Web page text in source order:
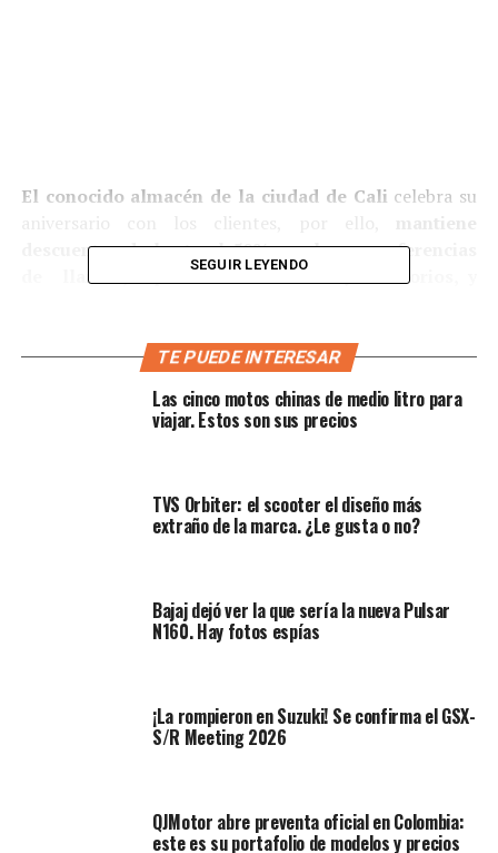
El conocido almacén de la ciudad de Cali celebra su
descuentos de hasta el 50% en algunas referencias
de llantas, repuestos multimarca y accesorios, y
licuadoras, sanducheras, cafeteras, entre otros. Las
podrían ganar una bicicleta o un casco para
termina el día de mañana28 de noviembre;
por eso, este es el momento ideal para dirigirse a la
catálogo de los productos pueden escribir al
WhatsApp: 312 2324259
@motosymotoselpaisa o en Instagram
@motoselpaisa
SEGUIR LEYENDO
TE PUEDE INTERESAR
Las cinco motos chinas de medio litro para
viajar. Estos son sus precios
TVS Orbiter: el scooter el diseño más
extraño de la marca. ¿Le gusta o no?
Bajaj dejó ver la que sería la nueva Pulsar
N160. Hay fotos espías
¡La rompieron en Suzuki! Se confirma el GSX-
S/R Meeting 2026
QJMotor abre preventa oficial en Colombia:
este es su portafolio de modelos y precios